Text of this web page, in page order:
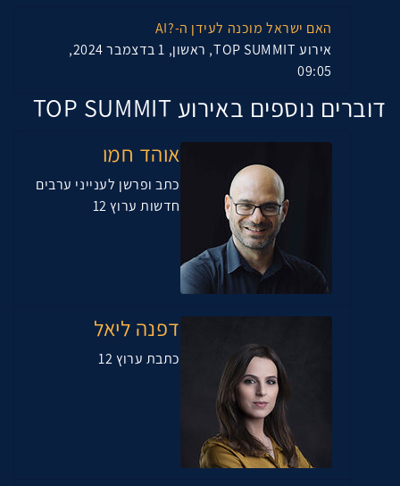
האם ישראל מוכנה לעידן ה-?AI
אירוע TOP SUMMIT, ראשון, 1 בדצמבר 2024,
09:05
דוברים נוספים באירוע TOP SUMMIT
אוהד חמו
כתב ופרשן לענייני ערבים
חדשות ערוץ 12
דפנה ליאל
כתבת ערוץ 12